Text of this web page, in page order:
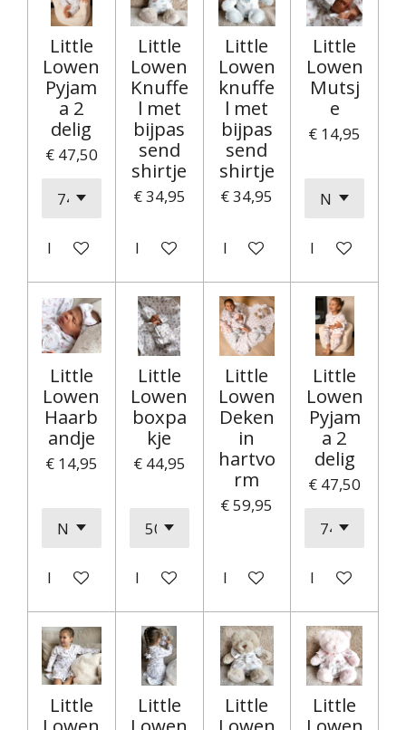
Little
Lowen
Pyjam
a 2
delig
€ 47,50
In winkelwagen
Little
Lowen
Knuffe
l met
bijpas
send
shirtje
€ 34,95
In winkelwagen
Little
Lowen
knuffe
l met
bijpas
send
shirtje
€ 34,95
In winkelwagen
Little
Lowen
Mutsj
e
€ 14,95
In
Little
Lowen
Haarb
andje
€ 14,95
In winkelwagen
Little
Lowen
boxpa
kje
€ 44,95
In winkelwagen
Little
Lowen
Deken
in
hartvo
rm
€ 59,95
In winkelwagen
Little
Lowen
Pyjam
a 2
delig
€ 47,50
In
Little
Little
Little
Little